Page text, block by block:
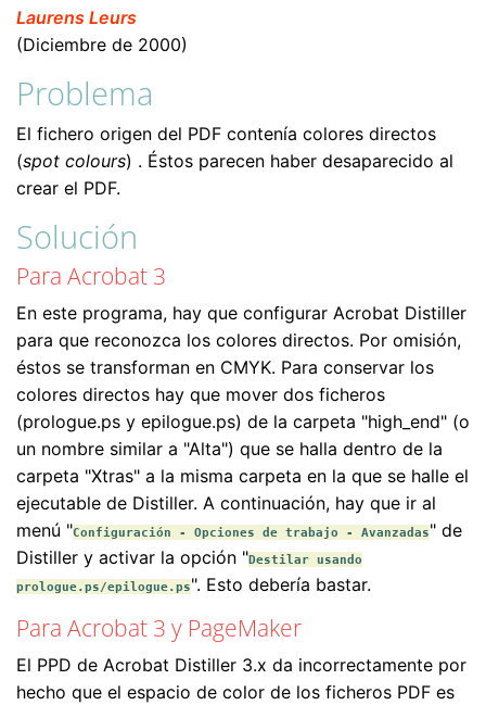
Laurens Leurs
(Diciembre de 2000)
Problema
El fichero origen del PDF contenía colores directos
(spot colours) . Éstos parecen haber desaparecido al
crear el PDF.
Solución
Para Acrobat 3
En este programa, hay que configurar Acrobat Distiller
para que reconozca los colores directos. Por omisión,
éstos se transforman en CMYK. Para conservar los
colores directos hay que mover dos ficheros
(prologue.ps y epilogue.ps) de la carpeta "high_end" (o
un nombre similar a "Alta") que se halla dentro de la
carpeta "Xtras" a la misma carpeta en la que se halle el
ejecutable de Distiller. A continuación, hay que ir al
menú "Configuración - Opciones de trabajo - Avanzadas" de
Distiller y activar la opción "Destilar usando
prologue.ps/epilogue.ps". Esto debería bastar.
Para Acrobat 3 y PageMaker
El PPD de Acrobat Distiller 3.x da incorrectamente por
hecho que el espacio de color de los ficheros PDF es